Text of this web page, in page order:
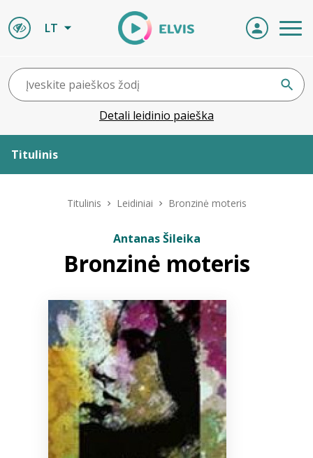
LT
Detali leidinio paieška
Titulinis
ELVIS atvyksta
Naujienos
Bibliotekoms
+370 667 80 541
Titulinis Leidiniai Bronzinė moteris
Antanas Šileika
Bronzinė moteris